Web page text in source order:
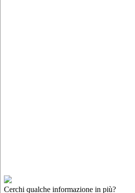
Cerchi qualche informazione in più?